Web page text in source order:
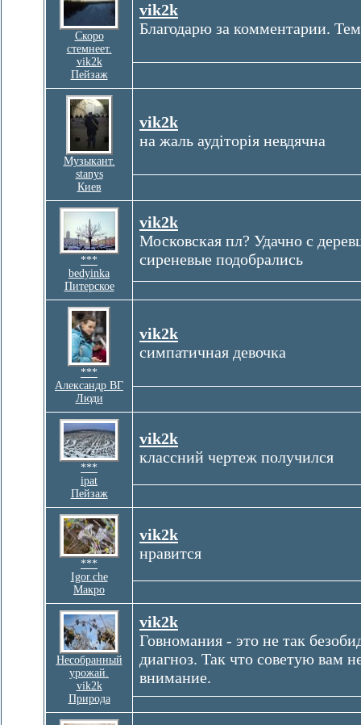
Cкоро
стемнеет.
vik2k
Пейзаж
vik2k
Благодарю за комментарии.
Музыкант.
stanys
Киев
vik2k
на жаль аудіторія невдячна
***
bedyinka
Питерское
vik2k
Московская пл? Удачно с
сиреневые подобрались
***
Александр ВГ
Люди
vik2k
симпатичная девочка
***
ipat
Пейзаж
vik2k
классний чертеж получился
***
Igor.che
Макро
vik2k
нравится
Несобранный
урожай.
vik2k
Природа
vik2k
Говномания - это не так
диагноз. Так что советую вам
внимание.